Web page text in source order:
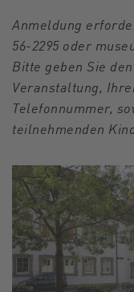
Anmeldung
56-2295oder
Bitte geben Sie
Veranstaltung,
Telefonnummer,
teilnehmenden